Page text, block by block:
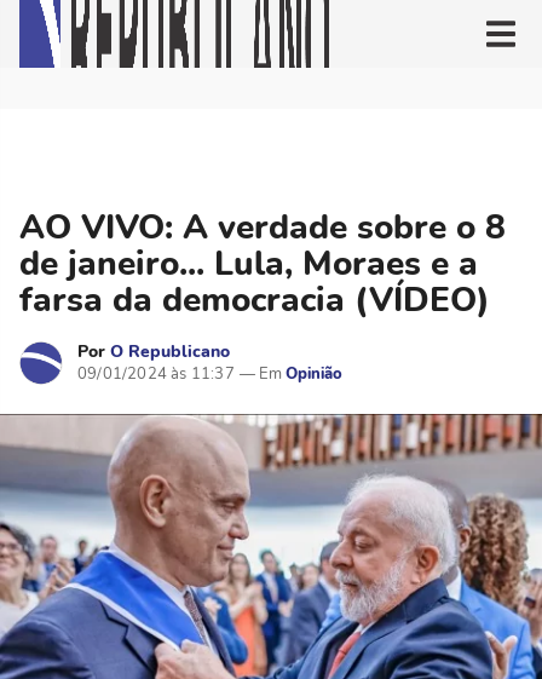
AO VIVO: A verdade sobre o 8
de janeiro... Lula, Moraes e a
farsa da democracia (VÍDEO)
Por O Republicano
09/01/2024 às 11:37 Opinião